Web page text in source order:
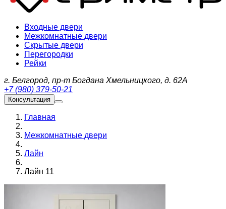
Входные двери
Межкомнатные двери
Скрытые двери
Перегородки
Рейки
г. Белгород, пр-т Богдана Хмельницкого, д. 62А
+7 (980) 379-50-21
Консультация
Главная
Межкомнатные двери
Лайн
Лайн 11